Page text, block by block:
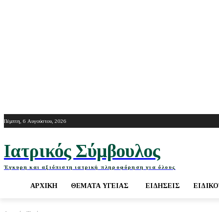
Πέμπτη, 6 Αυγούστου, 2026
Ιατρικός Σύμβουλος
Έγκυρη και αξιόπιστη ιατρική πληροφόρηση για όλους
ΑΡΧΙΚΉ ΘΈΜΑΤΑ ΥΓΕΊΑΣ ΕΙΔΉΣΕΙΣ